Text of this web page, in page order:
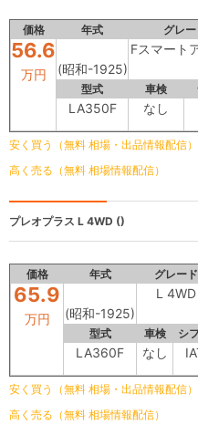
価格 年式 グレー
56.6
万円 (昭和-1925)
Fスマート
型式 車検
LA350F なし
安く買う（無料 相場・出品情報配信）
高く売る（無料 相場情報配信）
プレオプラス L 4WD ()
価格 年式 グレード
65.9
万円 (昭和-1925)
L 4WD
型式 車検 シ
LA360F なし
安く買う（無料 相場・出品情報配信）
高く売る（無料 相場情報配信）